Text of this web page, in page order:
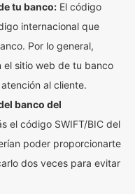
tu banco: El código
internacional que
Por lo general,
el sitio web de tu banco
al cliente.
banco del
el código SWIFT/BIC del
poder proporcionarte
dos veces para evitar